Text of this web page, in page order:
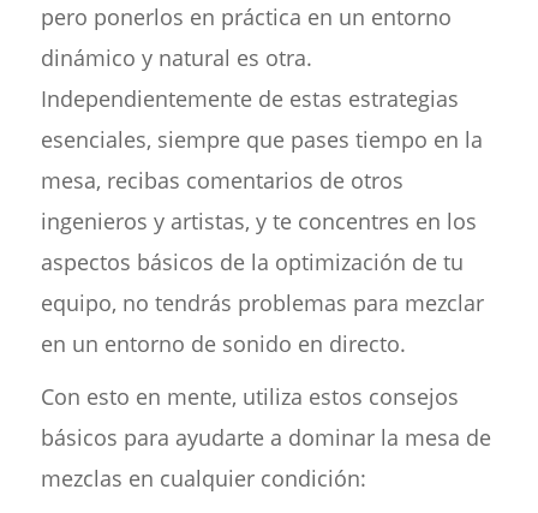
pero ponerlos en práctica en un entorno
dinámico y natural es otra.
Independientemente de estas estrategias
esenciales, siempre que pases tiempo en la
mesa, recibas comentarios de otros
ingenieros y artistas, y te concentres en los
aspectos básicos de la optimización de tu
equipo, no tendrás problemas para mezclar
en un entorno de sonido en directo.
Con esto en mente, utiliza estos consejos
básicos para ayudarte a dominar la mesa de
mezclas en cualquier condición: